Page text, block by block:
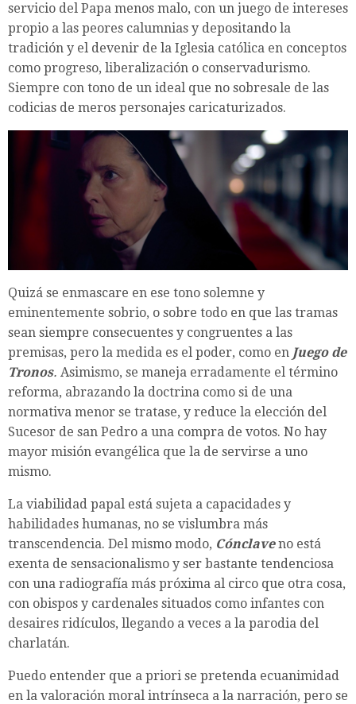
servicio del Papa menos malo, con un juego de intereses
propio a las peores calumnias y depositando la
tradición y el devenir de la Iglesia católica en conceptos
como progreso, liberalización o conservadurismo.
Siempre con tono de un ideal que no sobresale de las
codicias de meros personajes caricaturizados.
Quizá se enmascare en ese tono solemne y
eminentemente sobrio, o sobre todo en que las tramas
sean siempre consecuentes y congruentes a las
premisas, pero la medida es el poder, como en Juego de
Tronos. Asimismo, se maneja erradamente el término
reforma, abrazando la doctrina como si de una
normativa menor se tratase, y reduce la elección del
Sucesor de san Pedro a una compra de votos. No hay
mayor misión evangélica que la de servirse a uno
mismo.
La viabilidad papal está sujeta a capacidades y
habilidades humanas, no se vislumbra más
transcendencia. Del mismo modo, Cónclaveno está
exenta de sensacionalismo y ser bastante tendenciosa
con una radiografía más próxima al circo que otra cosa,
con obispos y cardenales situados como infantes con
desaires ridículos, llegando a veces a la parodia del
charlatán.
Puedo entender que a priori se pretenda ecuanimidad
en la valoración moral intrínseca a la narración, pero se